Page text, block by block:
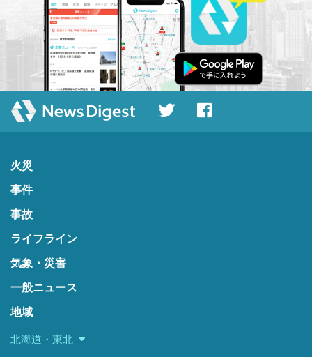
火災
事件
事故
ライフライン
気象・災害
一般ニュース
地域
北海道・東北